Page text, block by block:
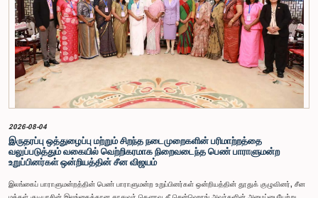
குழுக்களின் அதிகாரம், கௌரவம் மற்றும் தாபிக்கப்பட்ட நடைமுறைகளை மதிப்பதன்
முக்கியத்துவத்தைப் புரிந்துள்ளமையை வெளிப்படுத்தியுள்ளனர் என்பதையும் கவனத்திற்கொண்டு,
ஒழுக்கநெறிகள் மற்றும் சிறப்புரிமைகள் பற்றிய குழுவானது அரசாங்க பொறுப்பு முயற்சிகள் பற்றிய
குழுவின் தவிசாளருடன் இணைந்து அவர்களது மன்னிப்பை ஏற்றுக்கொண்டது.பாராளுமன்றக்
குழுக்களின் முன்னிலையில் ஆஜராகும் அனைத்து தனிநபர்களும் மிக உயர்ந்த நடத்தை தரநிலைகளைக்
கடைப்பிடிக்க வேண்டும், நாடாளுமன்ற நடைமுறைகளுக்கு இணங்க வேண்டும் மற்றும் எல்லா
நேரங்களிலும் நாடாளுமன்றத்தின் கண்ணியம் மற்றும் அதிகாரத்தை நிலைநிறுத்த வேண்டும் என்று
இந்தக் குழு வலியுறுத்த விரும்புகிறது.அரசாங்க பொறுப்பு முயற்சிகள் பற்றிய குழுஇலங்கை
பாராளுமன்றம்
2026-08-04
இருதரப்பு ஒத்துழைப்பு மற்றும் சிறந்த நடைமுறைகளின் பரிமாற்றத்தை
வலுப்படுத்தும் வகையில் வெற்றிகரமாக நிறைவடைந்த பெண் பாராளுமன்ற
உறுப்பினர்கள் ஒன்றியத்தின் சீன விஜயம்
இலங்கைப் பாராளுமன்றத்தின் பெண் பாராளுமன்ற உறுப்பினர்கள் ஒன்றியத்தின் தூதுக் குழுவினர், சீன